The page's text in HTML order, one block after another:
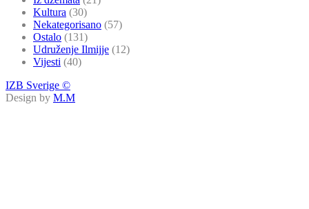
Kultura (30)
Nekategorisano (57)
Ostalo (131)
Udruženje Ilmijje (12)
Vijesti (40)
IZB Sverige ©
Design by M.M